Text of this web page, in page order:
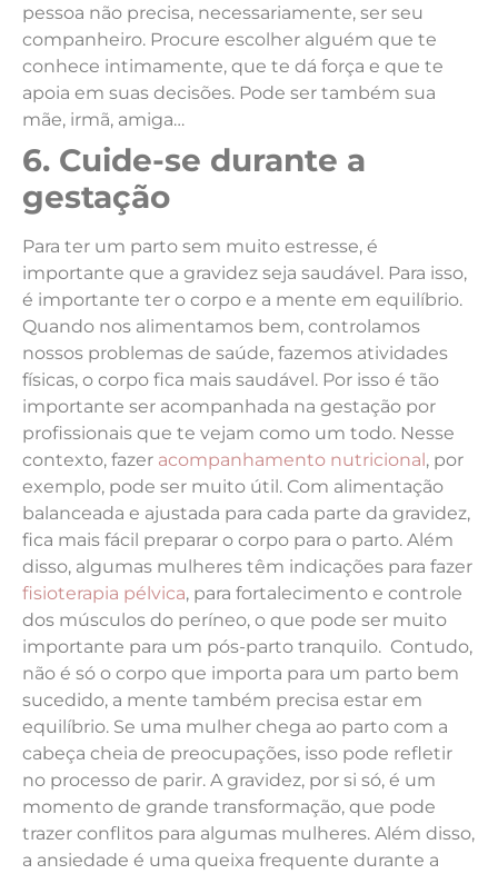
pessoa não precisa, necessariamente, ser seu
companheiro. Procure escolher alguém que te
conhece intimamente, que te dá força e que te
apoia em suas decisões. Pode ser também sua
mãe, irmã, amiga…
6. Cuide-se durante a
gestação
Para ter um parto sem muito estresse, é
importante que a gravidez seja saudável. Para isso,
é importante ter o corpo e a mente em equilíbrio.
Quando nos alimentamos bem, controlamos
nossos problemas de saúde, fazemos atividades
físicas, o corpo fica mais saudável. Por isso é tão
importante ser acompanhada na gestação por
profissionais que te vejam como um todo. Nesse
contexto, fazer acompanhamento nutricional, por
exemplo, pode ser muito útil. Com alimentação
balanceada e ajustada para cada parte da gravidez,
fica mais fácil preparar o corpo para o parto. Além
disso, algumas mulheres têm indicações para fazer
fisioterapia pélvica, para fortalecimento e controle
dos músculos do períneo, o que pode ser muito
importante para um pós-parto tranquilo. Contudo,
não é só o corpo que importa para um parto bem
sucedido, a mente também precisa estar em
equilíbrio. Se uma mulher chega ao parto com a
cabeça cheia de preocupações, isso pode refletir
no processo de parir. A gravidez, por si só, é um
momento de grande transformação, que pode
trazer conflitos para algumas mulheres. Além disso,
a ansiedade é uma queixa frequente durante a